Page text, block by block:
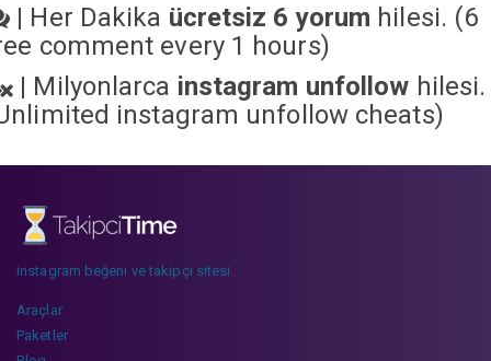
| Her Dakika ücretsiz 6 yorum hilesi. (6
comment every 1 hours)
| Milyonlarca instagram unfollow hilesi.
instagram unfollow cheats)
instagram beğeni ve takipçi sitesi
Araçlar
Paketler